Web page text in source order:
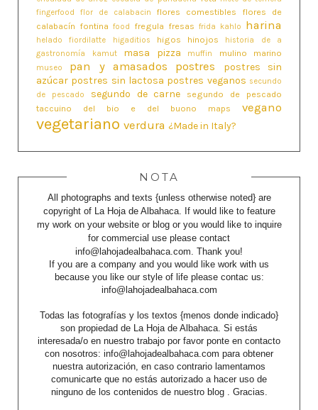
fingerfood
flor de calabacin flores comestibles
flores de
calabacín fontina food fregula fresas frida kahlo harina
helado fiordilatte higaditios higos hinojos
historia de a
gastronomía
kamut masa pizza muffin mulino marino
museo pan y amasados postres
postres sin
azúcar postres sin lactosa postres veganos secundo
de pescado
segundo de carne
segundo de pescado
taccuino del bio e del buono maps
vegano
vegetariano verdura ¿Made in Italy?
NOTA
All photographs and texts {unless otherwise noted} are
copyright of La Hoja de Albahaca. If would like to feature
my work on your website or blog or you would like to inquire
for commercial use please contact
info@lahojadealbahaca.com. Thank you!
If you are a company and you would like work with us
because you like our style of life please contac us:
info@lahojadealbahaca.com
Todas las fotografías y los textos {menos donde indicado}
son propiedad de La Hoja de Albahaca. Si estás
interesada/o en nuestro trabajo por favor ponte en contacto
con nosotros: info@lahojadealbahaca.com para obtener
nuestra autorización, en caso contrario lamentamos
comunicarte que no estás autorizado a hacer uso de
ninguno de los contenidos de nuestro blog . Gracias.